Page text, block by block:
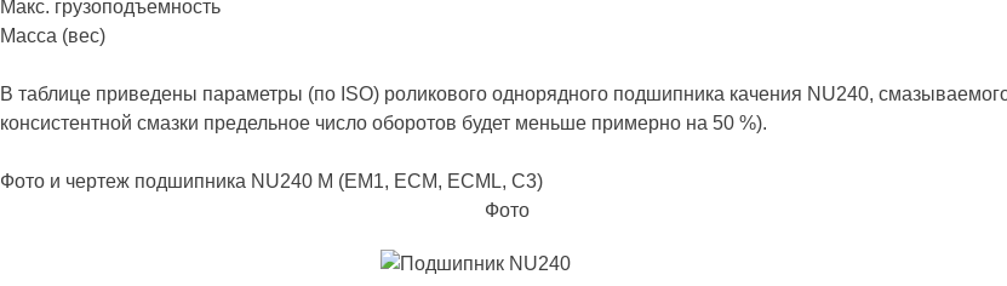
Макс. грузоподъемность
Масса (вес)
В таблице приведены параметры (по ISO) роликового однорядного подшипника качения NU240,
консистентной смазки предельное число оборотов будет меньше примерно на 50 %).
Фото и чертеж подшипника NU240 M (EM1, ECM, ECML, C3)
Фото